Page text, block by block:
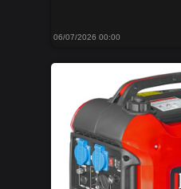
06/07/2026 00:00